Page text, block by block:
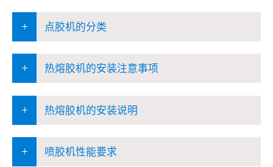
+ 点胶机的分类
+ 热熔胶机的安装注意事项
+ 热熔胶机的安装说明
+ 喷胶机性能要求